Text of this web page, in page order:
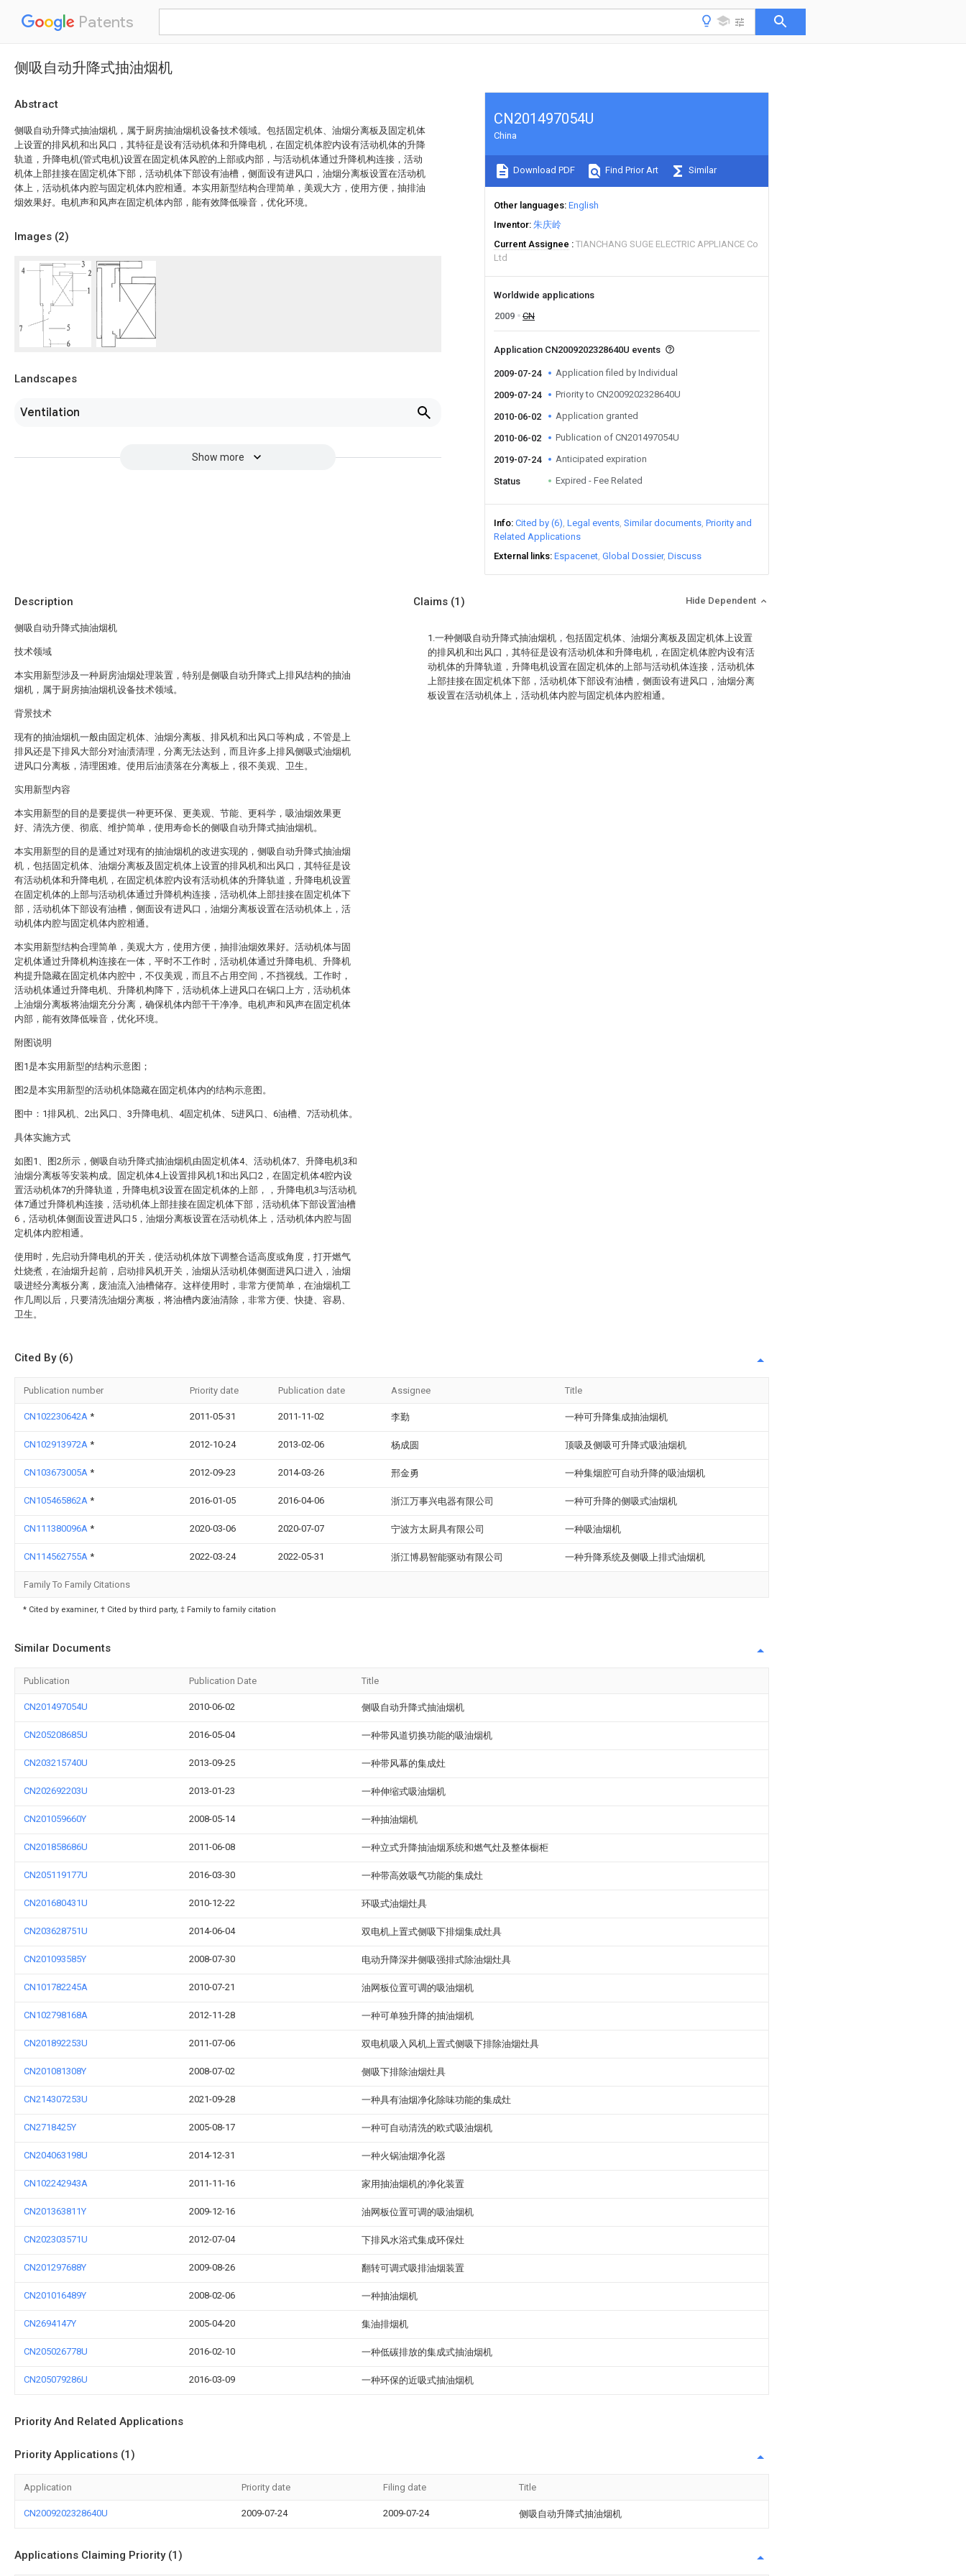
Patents
侧吸自动升降式抽油烟机
Abstract
侧吸自动升降式抽油烟机，属于厨房抽油烟机设备技术领域。包括固定机体、油烟分离板及固定机体
上设置的排风机和出风口，其特征是设有活动机体和升降电机，在固定机体腔内设有活动机体的升降
轨道，升降电机(管式电机)设置在固定机体风腔的上部或内部，与活动机体通过升降机构连接，活动
机体上部挂接在固定机体下部，活动机体下部设有油槽，侧面设有进风口，油烟分离板设置在活动机
体上，活动机体内腔与固定机体内腔相通。本实用新型结构合理简单，美观大方，使用方便，抽排油
烟效果好。电机声和风声在固定机体内部，能有效降低噪音，优化环境。
Images (2)
Landscapes
Ventilation
Show more
CN201497054U
China
Download PDF Find Prior Art Similar
Other languages English
Inventor 朱庆岭
Current Assignee
TIANCHANG SUGE ELECTRIC APPLIANCE Co
Ltd
Worldwide applications
2009
CN
Application CN2009202328640U events
2009-07-24 Application filed by Individual
2009-07-24 Priority to CN2009202328640U
2010-06-02 Application granted
2010-06-02 Publication of CN201497054U
2019-07-24 Anticipated expiration
Status Expired - Fee Related
Info Cited by (6) Legal events Similar documents Priority and
Related Applications
External links Espacenet Global Dossier Discuss
Description
侧吸自动升降式抽油烟机
技术领域
本实用新型涉及一种厨房油烟处理装置，特别是侧吸自动升降式上排风结构的抽油
烟机，属于厨房抽油烟机设备技术领域。
背景技术
现有的抽油烟机一般由固定机体、油烟分离板、排风机和出风口等构成，不管是上
排风还是下排风大部分对油渍清理，分离无法达到，而且许多上排风侧吸式油烟机
进风口分离板，清理困难。使用后油渍落在分离板上，很不美观、卫生。
实用新型内容
本实用新型的目的是要提供一种更环保、更美观、节能、更科学，吸油烟效果更
好、清洗方便、彻底、维护简单，使用寿命长的侧吸自动升降式抽油烟机。
本实用新型的目的是通过对现有的抽油烟机的改进实现的，侧吸自动升降式抽油烟
机，包括固定机体、油烟分离板及固定机体上设置的排风机和出风口，其特征是设
有活动机体和升降电机，在固定机体腔内设有活动机体的升降轨道，升降电机设置
在固定机体的上部与活动机体通过升降机构连接，活动机体上部挂接在固定机体下
部，活动机体下部设有油槽，侧面设有进风口，油烟分离板设置在活动机体上，活
动机体内腔与固定机体内腔相通。
本实用新型结构合理简单，美观大方，使用方便，抽排油烟效果好。活动机体与固
定机体通过升降机构连接在一体，平时不工作时，活动机体通过升降电机、升降机
构提升隐藏在固定机体内腔中，不仅美观，而且不占用空间，不挡视线。工作时，
活动机体通过升降电机、升降机构降下，活动机体上进风口在锅口上方，活动机体
上油烟分离板将油烟充分分离，确保机体内部干干净净。电机声和风声在固定机体
内部，能有效降低噪音，优化环境。
附图说明
图1是本实用新型的结构示意图；
图2是本实用新型的活动机体隐藏在固定机体内的结构示意图。
图中：1排风机、2出风口、3升降电机、4固定机体、5进风口、6油槽、7活动机体。
具体实施方式
如图1、图2所示，侧吸自动升降式抽油烟机由固定机体4、活动机体7、升降电机3和
油烟分离板等安装构成。固定机体4上设置排风机1和出风口2，在固定机体4腔内设
置活动机体7的升降轨道，升降电机3设置在固定机体的上部，，升降电机3与活动机
体7通过升降机构连接，活动机体上部挂接在固定机体下部，活动机体下部设置油槽
6，活动机体侧面设置进风口5，油烟分离板设置在活动机体上，活动机体内腔与固
定机体内腔相通。
使用时，先启动升降电机的开关，使活动机体放下调整合适高度或角度，打开燃气
灶烧煮，在油烟升起前，启动排风机开关，油烟从活动机体侧面进风口进入，油烟
吸进经分离板分离，废油流入油槽储存。这样使用时，非常方便简单，在油烟机工
作几周以后，只要清洗油烟分离板，将油槽内废油清除，非常方便、快捷、容易、
卫生。
Claims (1) Hide Dependent
1.一种侧吸自动升降式抽油烟机，包括固定机体、油烟分离板及固定机体上设置
的排风机和出风口，其特征是设有活动机体和升降电机，在固定机体腔内设有活
动机体的升降轨道，升降电机设置在固定机体的上部与活动机体连接，活动机体
上部挂接在固定机体下部，活动机体下部设有油槽，侧面设有进风口，油烟分离
板设置在活动机体上，活动机体内腔与固定机体内腔相通。
Cited By (6)
Publication number Priority date Publication date Assignee Title
CN102230642A * 2011-05-31 2011-11-02 李勤 一种可升降集成抽油烟机
CN102913972A * 2012-10-24 2013-02-06 杨成圆 顶吸及侧吸可升降式吸油烟机
CN103673005A * 2012-09-23 2014-03-26 邢金勇 一种集烟腔可自动升降的吸油烟机
CN105465862A * 2016-01-05 2016-04-06 浙江万事兴电器有限公司 一种可升降的侧吸式油烟机
CN111380096A * 2020-03-06 2020-07-07 宁波方太厨具有限公司 一种吸油烟机
CN114562755A * 2022-03-24 2022-05-31 浙江博易智能驱动有限公司 一种升降系统及侧吸上排式油烟机
Family To Family Citations
* Cited by examiner, † Cited by third party, ‡ Family to family citation
Similar Documents
Publication Publication Date Title
CN201497054U 2010-06-02 侧吸自动升降式抽油烟机
CN205208685U 2016-05-04 一种带风道切换功能的吸油烟机
CN203215740U 2013-09-25 一种带风幕的集成灶
CN202692203U 2013-01-23 一种伸缩式吸油烟机
CN201059660Y 2008-05-14 一种抽油烟机
CN201858686U 2011-06-08 一种立式升降抽油烟系统和燃气灶及整体橱柜
CN205119177U 2016-03-30 一种带高效吸气功能的集成灶
CN201680431U 2010-12-22 环吸式油烟灶具
CN203628751U 2014-06-04 双电机上置式侧吸下排烟集成灶具
CN201093585Y 2008-07-30 电动升降深井侧吸强排式除油烟灶具
CN101782245A 2010-07-21 油网板位置可调的吸油烟机
CN102798168A 2012-11-28 一种可单独升降的抽油烟机
CN201892253U 2011-07-06 双电机吸入风机上置式侧吸下排除油烟灶具
CN201081308Y 2008-07-02 侧吸下排除油烟灶具
CN214307253U 2021-09-28 一种具有油烟净化除味功能的集成灶
CN2718425Y 2005-08-17 一种可自动清洗的欧式吸油烟机
CN204063198U 2014-12-31 一种火锅油烟净化器
CN102242943A 2011-11-16 家用抽油烟机的净化装置
CN201363811Y 2009-12-16 油网板位置可调的吸油烟机
CN202303571U 2012-07-04 下排风水浴式集成环保灶
CN201297688Y 2009-08-26 翻转可调式吸排油烟装置
CN201016489Y 2008-02-06 一种抽油烟机
CN2694147Y 2005-04-20 集油排烟机
CN205026778U 2016-02-10 一种低碳排放的集成式抽油烟机
CN205079286U 2016-03-09 一种环保的近吸式抽油烟机
Priority And Related Applications
Priority Applications (1)
Application Priority date Filing date Title
CN2009202328640U 2009-07-24 2009-07-24 侧吸自动升降式抽油烟机
Applications Claiming Priority (1)